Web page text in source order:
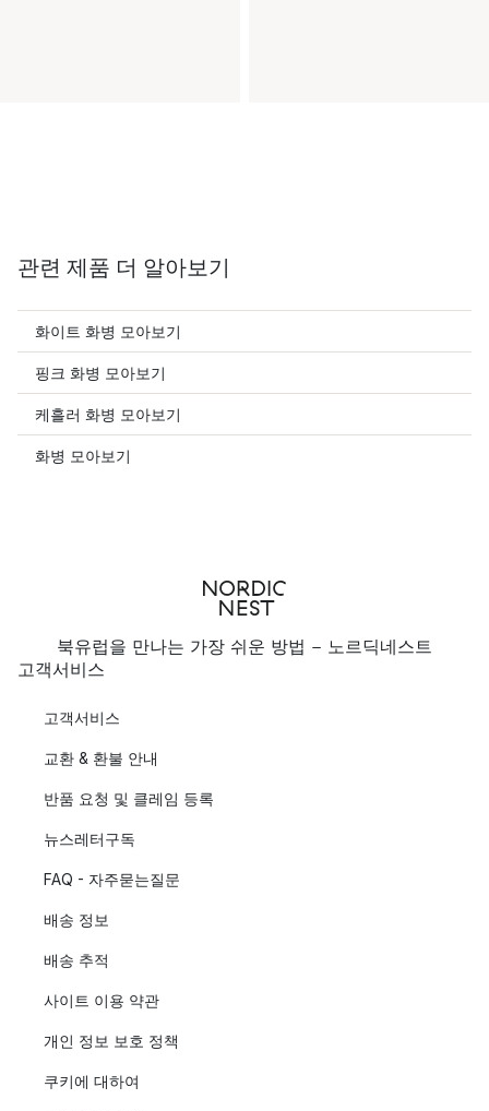
관련 제품 더 알아보기
화이트 화병 모아보기
핑크 화병 모아보기
케흘러 화병 모아보기
화병 모아보기
북유럽을 만나는 가장 쉬운 방법 - 노르딕네스트
고객서비스
고객서비스
교환 & 환불 안내
반품 요청 및 클레임 등록
뉴스레터구독
FAQ - 자주묻는질문
배송 정보
배송 추적
사이트 이용 약관
개인 정보 보호 정책
쿠키에 대하여